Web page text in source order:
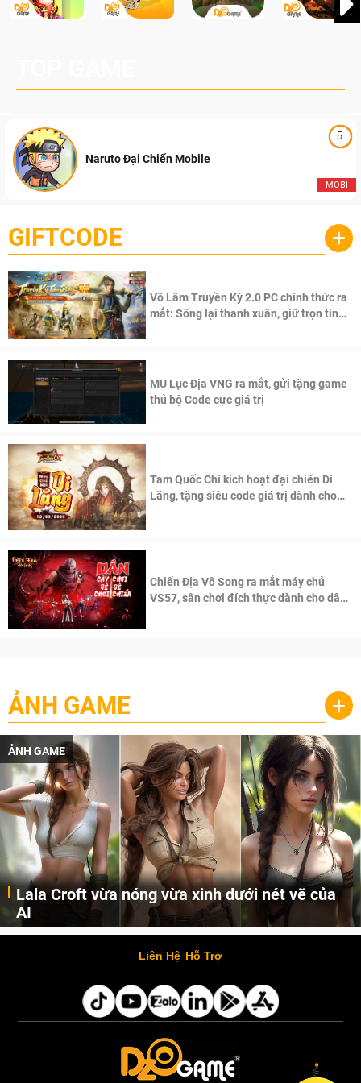
5
MOBI
Naruto Đại Chiến Mobile
GIFTCODE +
Võ Lâm Truyền Kỳ 2.0 PC chính thức ra
mắt: Sống lại thanh xuân, giữ trọn tinh
MU Lục Địa VNG ra mắt, gửi tặng game
thủ bộ Code cực giá trị
Tam Quốc Chí kích hoạt đại chiến Di
Lăng, tặng siêu code giá trị dành cho
Chiến Địa Vô Song ra mắt máy chủ
VS57, sân chơi đích thực dành cho dân
ẢNH GAME +
ẢNH GAME
Lala Croft vừa nóng vừa xinh dưới nét vẽ của
AI
Cùng đến với những hình ảnh Lala Croft của Tomb Raider dưới nét vẽ của AI. Một cô nàng xinh đẹp, nóng bỏng nhưng cũng rắn rỏi và mạnh mẽ.
Liên Hệ Hỗ Trợ